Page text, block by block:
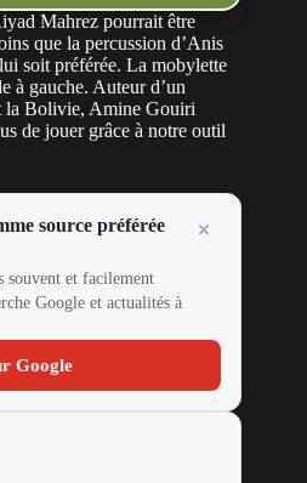
Mahrez pourrait être
que la percussion d’Anis
soit préférée. La mobylette
à gauche. Auteur d’un
la Bolivie, Amine Gouiri
de jouer grâce à notre outil
source préférée
souvent et facilement
Google et actualités à
Google